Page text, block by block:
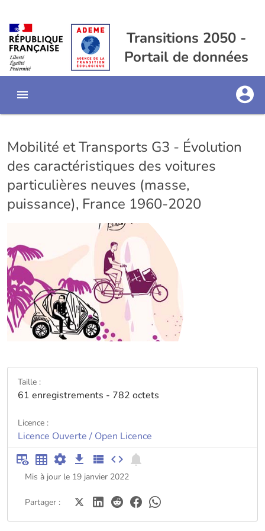
Transitions 2050 -
Portail de données
Mobilité et Transports G3 - Évolution
des caractéristiques des voitures
particulières neuves (masse,
puissance), France 1960-2020
Taille :
61 enregistrements - 782 octets
Licence :
Licence Ouverte / Open Licence
Mis à jour le 19 janvier 2022
Partager :